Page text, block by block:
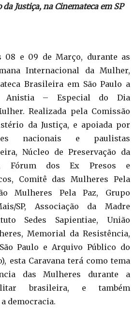
Justiça, na Cinemateca em SP
08 e 09 de Março, durante as
Internacional da Mulher,
Brasileira em São Paulo a
Anistia – Especial do Dia
Realizada pela Comissão
da Justiça, e apoiada por
nacionais e paulistas
Núcleo de Preservação da
Fórum dos Ex Presos e
Comitê das Mulheres Pela
Mulheres Pela Paz, Grupo
SP, Associação da Madre
Sedes Sapientiae, União
Memorial da Resistência,
Paulo e Arquivo Público do
esta Caravana terá como tema
das Mulheres durante a
brasileira, e também
democracia.